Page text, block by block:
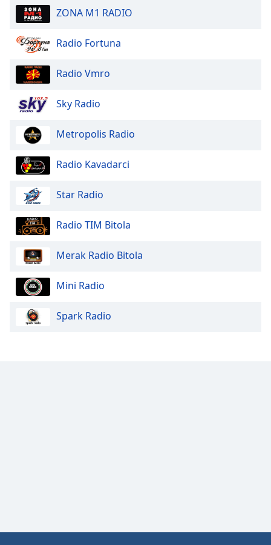
window.
Escape
cancel
close
window.
Color
Background
Opacity
ZONA M1 RADIO
Radio Fortuna
Radio Vmro
Sky Radio
Metropolis Radio
Radio Kavadarci
Star Radio
Radio TIM Bitola
Merak Radio Bitola
Mini Radio
Spark Radio